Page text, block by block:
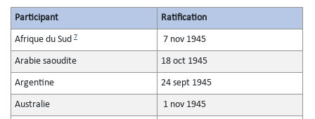
Participant Ratification
Afrique du Sud 7 7 nov 1945
Arabie saoudite 18 oct 1945
Argentine 24 sept 1945
Australie 1 nov 1945